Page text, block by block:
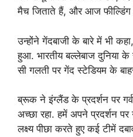
मैच जिताते हैं, और आज फील्डिंग में
उन्होंने गेंदबाजी के बारे में भी
हुआ. भारतीय बल्लेबाज दुनिया
सी गलती पर गेंद स्टेडियम के
ब्रूक ने इंग्लैंड के प्रदर्शन पर गर्व
अच्छा रहा. हमें अपने प्रदर्शन पर
लक्ष्य पीछा करते हुए कई टीमें